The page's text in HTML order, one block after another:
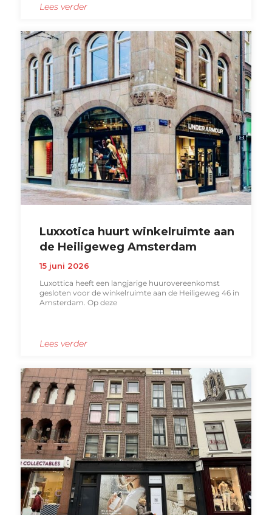
Lees verder
Luxxotica huurt winkelruimte aan
de Heiligeweg Amsterdam
15 juni 2026
Luxottica heeft een langjarige huurovereenkomst
gesloten voor de winkelruimte aan de Heiligeweg 46 in
Amsterdam. Op deze
Lees verder